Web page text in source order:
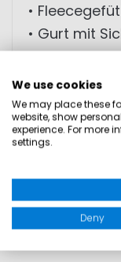
•
• Gurt mit
•
•
• Kapuze im
We use cookies
We may place these
website, show
experience. For more
settings.
Deny